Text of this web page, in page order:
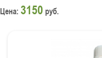
Цена: 3150 руб.